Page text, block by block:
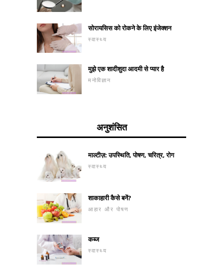
सोरायसिस को रोकने के लिए इंजेक्शन
स्वास्थ्य
मुझे एक शादीशुदा आदमी से प्यार है
मनोविज्ञान
अनुशंसित
माल्टीज़: उपस्थिति, पोषण, चरित्र, रोग
स्वास्थ्य
शाकाहारी कैसे बनें?
आहार और पोषण
कब्ज
स्वास्थ्य